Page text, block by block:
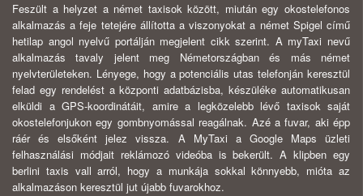
Feszült a helyzet a német taxisok között, miután egy okostelefonos
alkalmazás a feje tetejére állította a viszonyokat a német Spigel című
hetilap angol nyelvű portálján megjelent cikk szerint. A myTaxi nevű
alkalmazás tavaly jelent meg Németországban és más német
nyelvterületeken. Lényege, hogy a potenciális utas telefonján keresztül
felad egy rendelést a központi adatbázisba, készüléke automatikusan
elküldi a GPS-koordinátáit, amire a legközelebb lévő taxisok saját
okostelefonjukon egy gombnyomással reagálnak. Azé a fuvar, aki épp
ráér és elsőként jelez vissza. A MyTaxi a Google Maps üzleti
felhasználási módjait reklámozó videóba is bekerült. A klipben egy
berlini taxis vall arról, hogy a munkája sokkal könnyebb, mióta az
alkalmazáson keresztül jut újabb fuvarokhoz.